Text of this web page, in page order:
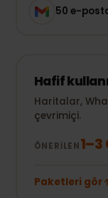
50 e-
Hafif
Haritalar,
çevrimiçi.
ÖNERILEN
Paketleri gör